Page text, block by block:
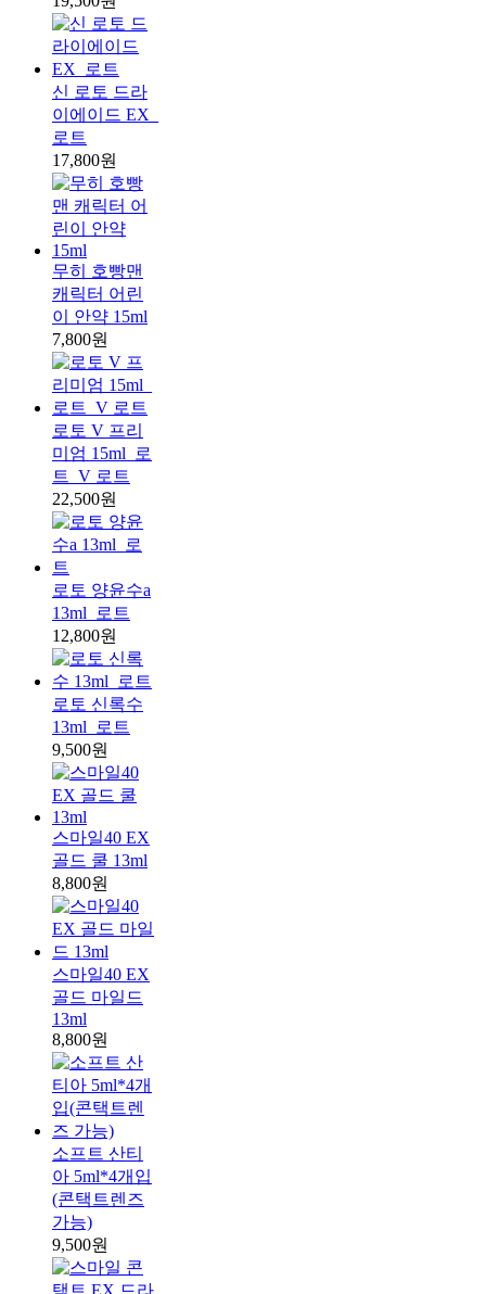
신 로토 드라
이에이드 EX_
로트
17,800원
무히 호빵맨
캐릭터 어린
이 안약 15ml
7,800원
로토 V 프리
미엄 15ml_로
트_V 로트
22,500원
로토 양윤수a
13ml_로트
12,800원
로토 신록수
13ml_로트
9,500원
스마일40 EX
골드 쿨 13ml
8,800원
스마일40 EX
골드 마일드
13ml
8,800원
소프트 산티
아 5ml*4개입
(콘택트렌즈
가능)
9,500원